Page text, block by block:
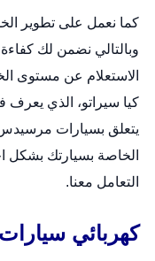
كما نعمل على تطوير
وبالتالي نضمن لك
الاستعلام عن مستوى
كيا سيراتو، الذي
يتعلق بسيارات
الخاصة بسيارتك بشكل
التعامل معنا.
كهربائي